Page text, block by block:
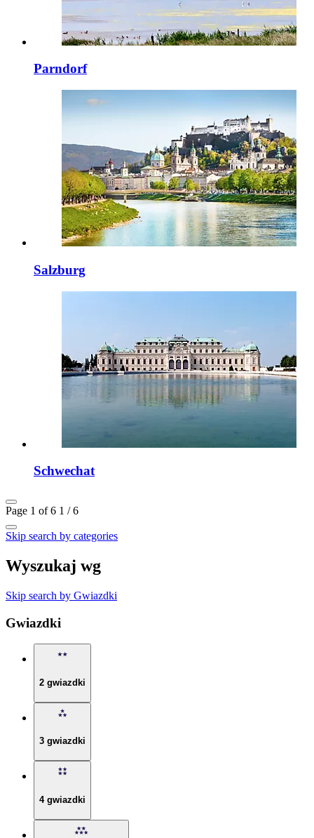
Parndorf
Salzburg
Schwechat
Page 1 of 6 1 / 6
Skip search by categories
Wyszukaj wg
Skip search by Gwiazdki
Gwiazdki
2 gwiazdki
3 gwiazdki
4 gwiazdki